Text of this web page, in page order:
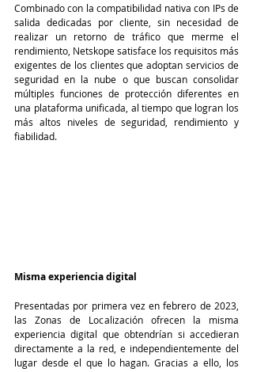
Combinado con la compatibilidad nativa con IPs de
salida dedicadas por cliente, sin necesidad de
realizar un retorno de tráfico que merme el
rendimiento, Netskope satisface los requisitos más
exigentes de los clientes que adoptan servicios de
seguridad en la nube o que buscan consolidar
múltiples funciones de protección diferentes en
una plataforma unificada, al tiempo que logran los
más altos niveles de seguridad, rendimiento y
fiabilidad.
Misma experiencia digital
Presentadas por primera vez en febrero de 2023,
las Zonas de Localización ofrecen la misma
experiencia digital que obtendrían si accedieran
directamente a la red, e independientemente del
lugar desde el que lo hagan. Gracias a ello, los